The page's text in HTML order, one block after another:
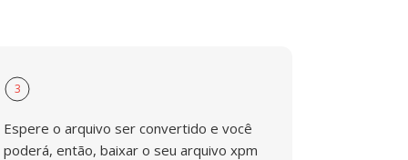
3
Espere o arquivo ser convertido e você
poderá, então, baixar o seu arquivo xpm